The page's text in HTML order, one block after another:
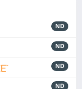
ND
ND
ND
ND